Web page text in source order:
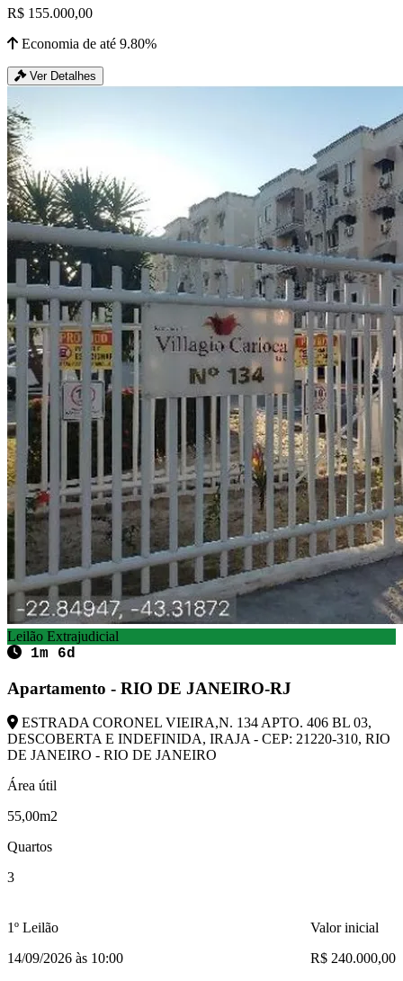
R$ 155.000,00
Economia de até 9.80%
Ver Detalhes
Leilão Extrajudicial
1m 6d
Apartamento - RIO DE JANEIRO-RJ
ESTRADA CORONEL VIEIRA,N. 134 APTO. 406 BL 03,
DESCOBERTA E INDEFINIDA, IRAJA - CEP: 21220-310, RIO
DE JANEIRO - RIO DE JANEIRO
Área útil
55,00m2
Quartos
3
1º Leilão
14/09/2026 às 10:00
Valor inicial
R$ 240.000,00